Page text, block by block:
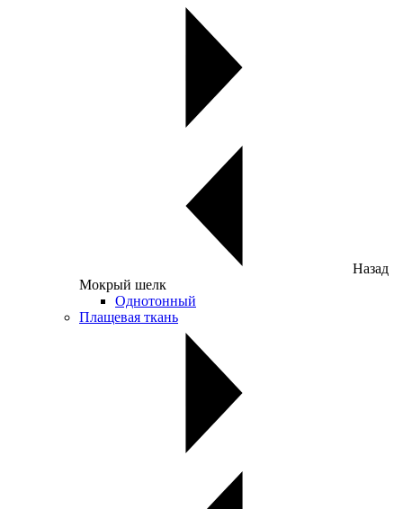
Назад
Мокрый шелк
Однотонный
Плащевая ткань